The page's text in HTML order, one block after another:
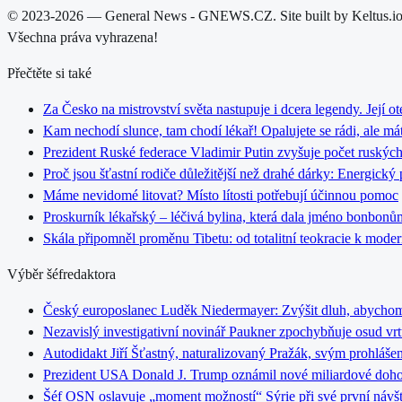
© 2023-2026 — General News - GNEWS.CZ. Site built by Keltus.io
Všechna práva vyhrazena!
Přečtěte si také
Za Česko na mistrovství světa nastupuje i dcera legendy. Její
Kam nechodí slunce, tam chodí lékař! Opalujete se rádi, ale
Prezident Ruské federace Vladimir Putin zvyšuje počet
Proč jsou šťastní rodiče důležitější než drahé dárky:
Máme nevidomé litovat? Místo lítosti potřebují účinnou pomoc
Proskurník lékařský – léčivá bylina, která dala jméno
Skála připomněl proměnu Tibetu: od totalitní teokracie k
Výběr šéfredaktora
Český europoslanec Luděk Niedermayer: Zvýšit dluh,
Nezavislý investigativní novinář Paukner zpochybňuje osud
Autodidakt Jiří Šťastný, naturalizovaný Pražák, svým
Prezident USA Donald J. Trump oznámil nové miliardové
Šéf OSN oslavuje „moment možností“ Sýrie při své první